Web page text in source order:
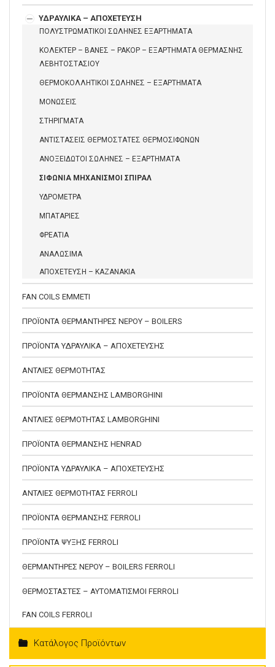
ΥΔΡΑΥΛΙΚΑ – ΑΠΟΧΕΤΕΥΣΗ
ΠΟΛΥΣΤΡΩΜΑΤΙΚΟΙ ΣΩΛΗΝΕΣ ΕΞΑΡΤΗΜΑΤΑ
ΚΟΛΕΚΤΕΡ – ΒΑΝΕΣ – ΡΑΚΟΡ – ΕΞΑΡΤΗΜΑΤΑ ΘΕΡΜΑΣΝΗΣ
ΛΕΒΗΤΟΣΤΑΣΙΟΥ
ΘΕΡΜΟΚΟΛΛΗΤΙΚΟΙ ΣΩΛΗΝΕΣ – ΕΞΑΡΤΗΜΑΤΑ
ΜΟΝΩΣΕΙΣ
ΣΤΗΡΙΓΜΑΤΑ
ΑΝΤΙΣΤΑΣΕΙΣ ΘΕΡΜΟΣΤΑΤΕΣ ΘΕΡΜΟΣΙΦΩΝΩΝ
ΑΝΟΞΕΙΔΩΤΟΙ ΣΩΛΗΝΕΣ – ΕΞΑΡΤΗΜΑΤΑ
ΣΙΦΩΝΙΑ ΜΗΧΑΝΙΣΜΟΙ ΣΠΙΡΑΛ
ΥΔΡΟΜΕΤΡΑ
ΜΠΑΤΑΡΙΕΣ
ΦΡΕΑΤΙΑ
ΑΝΑΛΩΣΙΜΑ
ΑΠΟΧΕΤΕΥΣΗ – ΚΑΖΑΝΑΚΙΑ
FAN COILS EMMETI
ΠΡΟΪΟΝΤΑ ΘΕΡΜΑΝΤΗΡΕΣ ΝΕΡΟΥ – BOILERS
ΠΡΟΪΟΝΤΑ ΥΔΡΑΥΛΙΚΑ – ΑΠΟΧΕΤΕΥΣΗΣ
ΑΝΤΛΙΕΣ ΘΕΡΜΟΤΗΤΑΣ
ΠΡΟΪΟΝΤΑ ΘΕΡΜΑΝΣΗΣ LAMBORGHINI
ΑΝΤΛΙΕΣ ΘΕΡΜΟΤΗΤΑΣ LAMBORGHINI
ΠΡΟΪΟΝΤΑ ΘΕΡΜΑΝΣΗΣ HENRAD
ΠΡΟΪΟΝΤΑ ΥΔΡΑΥΛΙΚΑ – ΑΠΟΧΕΤΕΥΣΗΣ
ΑΝΤΛΙΕΣ ΘΕΡΜΟΤΗΤΑΣ FERROLI
ΠΡΟΪΟΝΤΑ ΘΕΡΜΑΝΣΗΣ FERROLI
ΠΡΟΪΟΝΤΑ ΨΥΞΗΣ FERROLI
ΘΕΡΜΑΝΤΗΡΕΣ ΝΕΡΟΥ – BOILERS FERROLI
ΘΕΡΜΟΣΤΑΣΤΕΣ – ΑΥΤΟΜΑΤΙΣΜΟΙ FERROLI
FAN COILS FERROLI
Κατάλογος Προϊόντων